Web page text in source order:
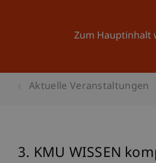
Zum Hauptinhalt
Aktuelle Veranstaltungen
3. KMU WISSEN